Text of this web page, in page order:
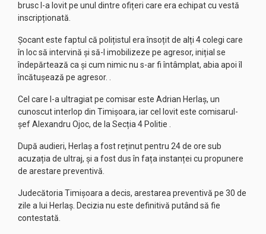
brusc l-a lovit pe unul dintre ofițeri care era echipat cu vestă
inscripționată.
Șocant este faptul că polițistul era însoțit de alți 4 colegi care
în loc să intervină și să-l imobilizeze pe agresor, inițial se
îndepărtează ca și cum nimic nu s-ar fi întâmplat, abia apoi îl
încătușează pe agresor. .
Cel care l-a ultragiat pe comisar este Adrian Herlaș, un
cunoscut interlop din Timișoara, iar cel lovit este comisarul-
șef Alexandru Ojoc, de la Secția 4 Politie .
După audieri, Herlaș a fost reținut pentru 24 de ore sub
acuzația de ultraj, și a fost dus în fața instanței cu propunere
de arestare preventivă.
Judecătoria Timișoara a decis, arestarea preventivă pe 30 de
zile a lui Herlaș. Decizia nu este definitivă putând să fie
contestată.